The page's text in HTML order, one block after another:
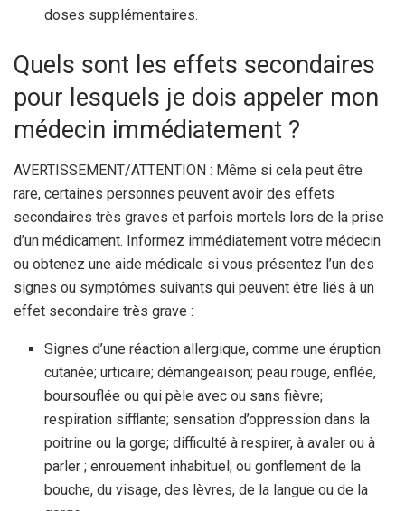
doses supplémentaires.
Quels sont les effets secondaires
pour lesquels je dois appeler mon
médecin immédiatement ?
AVERTISSEMENT/ATTENTION : Même si cela peut être
rare, certaines personnes peuvent avoir des effets
secondaires très graves et parfois mortels lors de la prise
d’un médicament. Informez immédiatement votre médecin
ou obtenez une aide médicale si vous présentez l’un des
signes ou symptômes suivants qui peuvent être liés à un
effet secondaire très grave :
Signes d’une réaction allergique, comme une éruption
cutanée; urticaire; démangeaison; peau rouge, enflée,
boursouflée ou qui pèle avec ou sans fièvre;
respiration sifflante; sensation d’oppression dans la
poitrine ou la gorge; difficulté à respirer, à avaler ou à
parler ; enrouement inhabituel; ou gonflement de la
bouche, du visage, des lèvres, de la langue ou de la